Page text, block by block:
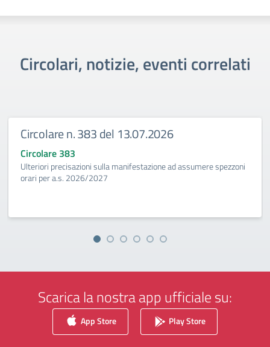
Circolari, notizie, eventi correlati
Circolare n. 383 del 13.07.2026
Circolare 383
Ulteriori precisazioni sulla manifestazione ad assumere spezzoni
orari per a.s. 2026/2027
Scarica la nostra app ufficiale su:
App Store Play Store